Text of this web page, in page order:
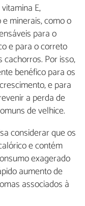
E,
minerais, como o
para o
e para o correto
Por isso,
benéfico para os
e para
a perda de
de velhice.
considerar que os
e contém
exagerado
aumento de
associados à